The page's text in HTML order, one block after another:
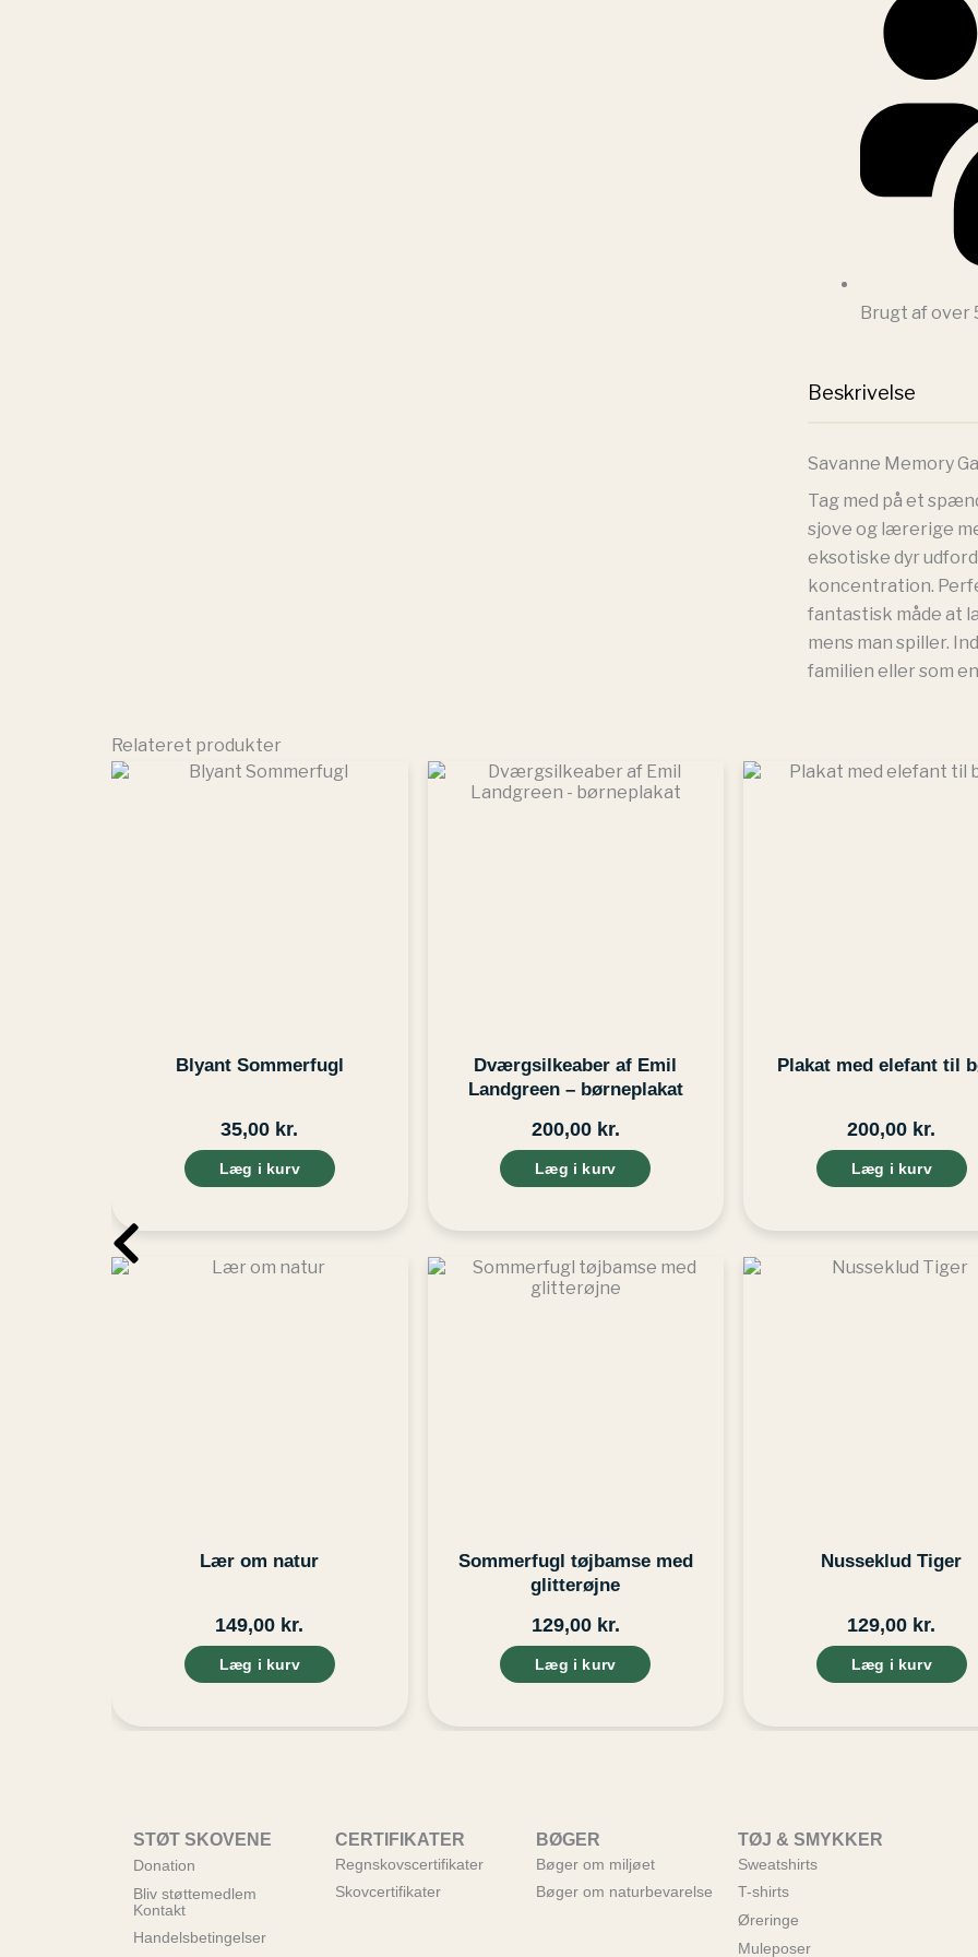
Brugt af over
Beskrivelse
Savanne Memory
Tag med på et
sjove og lærerige
eksotiske dyr
koncentration.
fantastisk måde at
mens man spiller.
familien eller som
Relateret produkter
Blyant Sommerfugl
35,00 kr.
Læg i kurv
Dværgsilkeaber af Emil
Landgreen – børneplakat
200,00 kr.
Læg i kurv
Plakat med elefant til
200,00 kr.
Læg i kurv
Lær om natur
149,00 kr.
Læg i kurv
Sommerfugl tøjbamse med
glitterøjne
129,00 kr.
Læg i kurv
Nusseklud Tiger
129,00 kr.
Læg i kurv
STØT SKOVENE
Donation
Bliv støttemedlem
Kontakt
Handelsbetingelser
CERTIFIKATER
Regnskovscertifikater
Skovcertifikater
BØGER
Bøger om miljøet
Bøger om naturbevarelse
TØJ & SMYKKER
Sweatshirts
T-shirts
Øreringe
Muleposer